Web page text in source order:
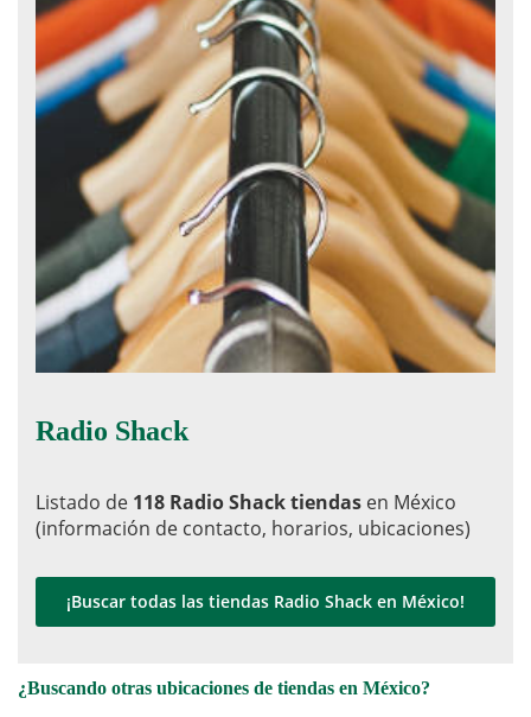
Radio Shack
Listado de 118 Radio Shack tiendas en México
(información de contacto, horarios, ubicaciones)
¡Buscar todas las tiendas Radio Shack en México!
¿Buscando otras ubicaciones de tiendas en México?